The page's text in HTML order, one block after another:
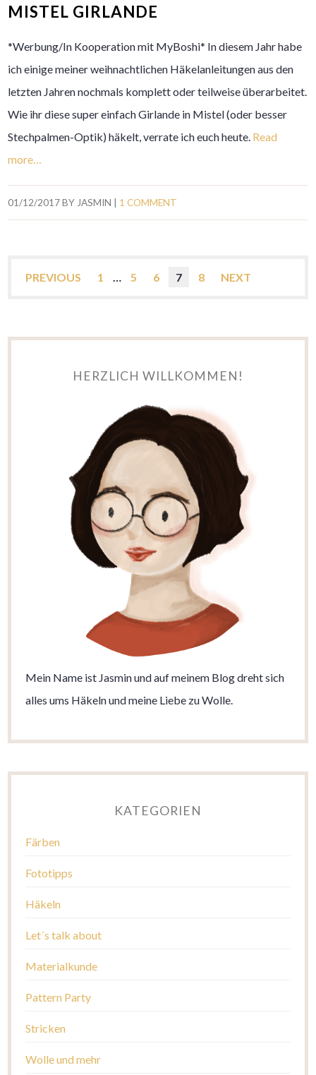
MISTEL GIRLANDE
*Werbung/In Kooperation mit MyBoshi* In diesem Jahr habe
ich einige meiner weihnachtlichen Häkelanleitungen aus den
letzten Jahren nochmals komplett oder teilweise überarbeitet.
Wie ihr diese super einfach Girlande in Mistel (oder besser
Stechpalmen-Optik) häkelt, verrate ich euch heute. Read
more…
01/12/2017BY JASMIN 1 COMMENT
PREVIOUS 1 5 6 7 8 NEXT
HERZLICH WILLKOMMEN!
Mein Name ist Jasmin und auf meinem Blog dreht sich
alles ums Häkeln und meine Liebe zu Wolle.
KATEGORIEN
Färben
Fototipps
Häkeln
Let´s talk about
Materialkunde
Pattern Party
Stricken
Wolle und mehr